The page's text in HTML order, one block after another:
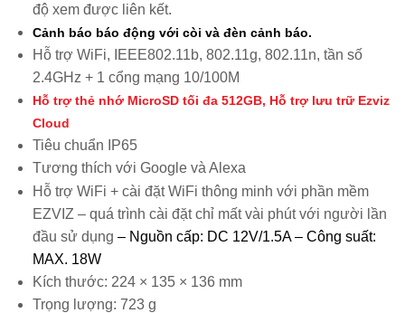
độ xem được liên kết.
Cảnh báo báo động với còi và đèn cảnh báo.
Hỗ trợ WiFi, IEEE802.11b, 802.11g, 802.11n, tần số
2.4GHz + 1 cổng mạng 10/100M
Hỗ trợ thẻ nhớ MicroSD tối đa 512GB, Hỗ trợ lưu trữ Ezviz
Cloud
Tiêu chuẩn IP65
Tương thích với Google và Alexa
Hỗ trợ WiFi + cài đặt WiFi thông minh với phần mềm
EZVIZ – quá trình cài đặt chỉ mất vài phút với người lần
đầu sử dụng – Nguồn cấp: DC 12V/1.5A – Công suất:
MAX. 18W
Kích thước: 224 × 135 × 136 mm
Trọng lượng: 723 g